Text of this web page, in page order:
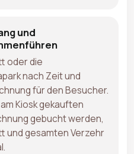
und
oder die
nach Zeit und
für den Besucher.
Kiosk gekauften
gebucht werden,
und gesamten Verzehr